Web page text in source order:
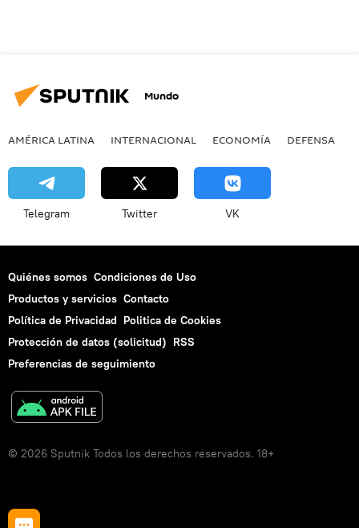
Mundo
AMÉRICA LATINA INTERNACIONAL ECONOMÍA DEFENSA
Telegram Twitter VK
Quiénes somos Condiciones de Uso
Productos y servicios Contacto
Política de Privacidad Politica de Cookies
Protección de datos (solicitud) RSS
Preferencias de seguimiento
© 2026 Sputnik Todos los derechos reservados. 18+